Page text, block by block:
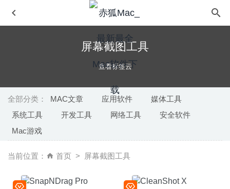
屏幕截图工具
查看标签云
全部分类： MAC文章 应用软件
媒体工具
系统工具
开发工具 网络工具
安全软件
Mac游戏
当前位置： 首页 屏幕截图工具
2020-05-22
iSubtitle 3.3.2 for Mac- 非常优秀的视频字幕编辑工具
Apple Remote Desktop 3.10 中文版-苹果官方出品的远程